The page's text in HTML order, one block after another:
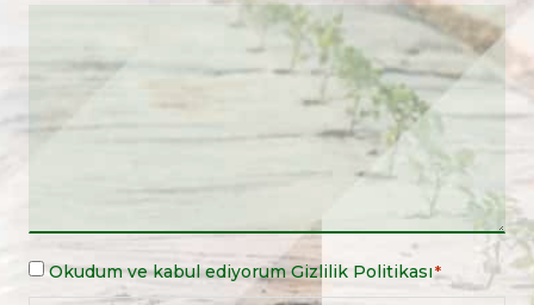
Yasal
Okudum ve kabul ediyorumGizlilik Politikası*